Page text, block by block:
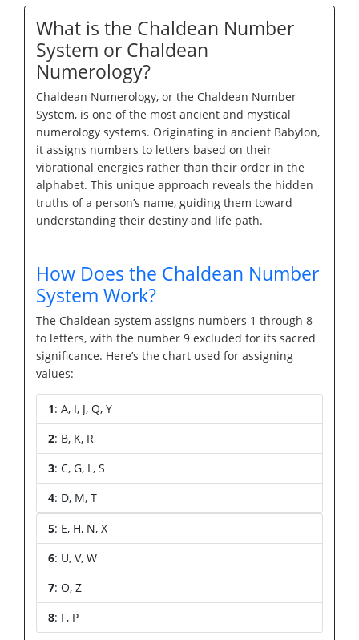
What is the Chaldean Number
System or Chaldean
Numerology?
Chaldean Numerology, or the Chaldean Number
System, is one of the most ancient and mystical
numerology systems. Originating in ancient Babylon,
it assigns numbers to letters based on their
vibrational energies rather than their order in the
alphabet. This unique approach reveals the hidden
truths of a person’s name, guiding them toward
understanding their destiny and life path.
How Does the Chaldean Number
System Work?
The Chaldean system assigns numbers 1 through 8
to letters, with the number 9 excluded for its sacred
significance. Here’s the chart used for assigning
values:
1: A, I, J, Q, Y
2: B, K, R
3: C, G, L, S
4: D, M, T
5: E, H, N, X
6: U, V, W
7: O, Z
8: F, P